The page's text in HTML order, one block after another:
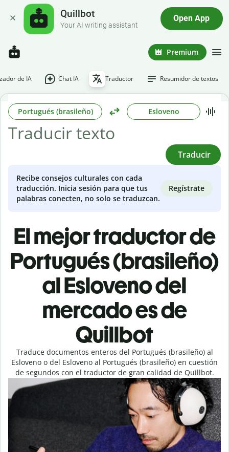
Quillbot
Your AI writing assistant
Open App
Premium
de IA Chat IA Traductor Resumidor de textos
Portugués (brasileño) Esloveno
Traducir
Recibe consejos culturales con cada
traducción. Inicia sesión para que tus
palabras conecten, no solo se traduzcan.
Regístrate
El mejor traductor de
Portugués (brasileño)
al Esloveno del
mercado es de
Quillbot
Traduce documentos enteros del Portugués (brasileño) al
Esloveno o del Esloveno al Portugués (brasileño) en cuestión
de segundos con el traductor de gran calidad de Quillbot.